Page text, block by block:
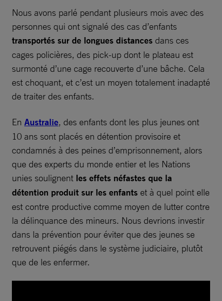
Nous avons parlé pendant plusieurs mois avec des
personnes qui ont signalé des cas d’enfants
transportés sur de longues distances dans ces
cages policières, des pick-up dont le plateau est
surmonté d’une cage recouverte d’une bâche. Cela
est choquant, et c’est un moyen totalement inadapté
de traiter des enfants.
En Australie, des enfants dont les plus jeunes ont
10 ans sont placés en détention provisoire et
condamnés à des peines d’emprisonnement, alors
que des experts du monde entier et les Nations
unies soulignent les effets néfastes que la
détention produit sur les enfants et à quel point elle
est contre productive comme moyen de lutter contre
la délinquance des mineurs. Nous devrions investir
dans la prévention pour éviter que des jeunes se
retrouvent piégés dans le système judiciaire, plutôt
que de les enfermer.